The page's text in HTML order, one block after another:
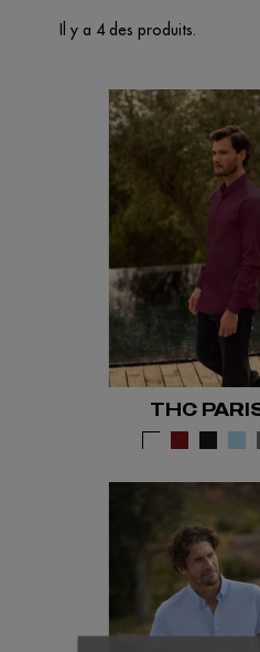
Il y a 4 des produits.
THC